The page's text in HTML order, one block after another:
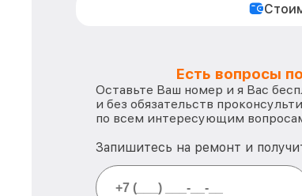
Есть вопросы
Оставьте Ваш номер и я Вас
и без обязательств
по всем интересующим
Запишитесь на ремонт и